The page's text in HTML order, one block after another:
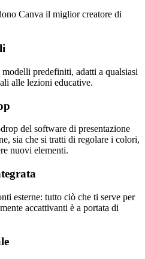
Canva il miglior creatore di
predefiniti, adatti a qualsiasi
alle lezioni educative.
del software di presentazione
sia che si tratti di regolare i colori,
nuovi elementi.
esterne: tutto ciò che ti serve per
accattivanti è a portata di